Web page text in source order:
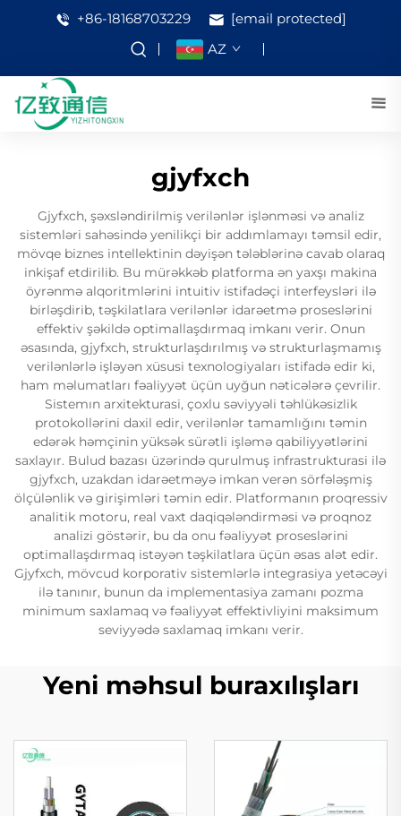
+86-18168703229
[email protected]
AZ
gjyfxch
Gjyfxch, şəxsləndirilmiş verilənlər işlənməsi və analiz
sistemləri sahəsində yenilikçi bir addımlamayı təmsil edir,
mövqe biznes intellektinin dəyişən tələblərinə cavab olaraq
inkişaf etdirilib. Bu mürəkkəb platforma ən yaxşı makina
öyrənmə alqoritmlərini intuitiv istifadəçi interfeysləri ilə
birləşdirib, təşkilatlara verilənlər idarəetmə proseslərini
effektiv şəkildə optimallaşdırmaq imkanı verir. Onun
əsasında, gjyfxch, strukturlaşdırılmış və strukturlaşmamış
verilənlərlə işləyən xüsusi texnologiyaları istifadə edir ki,
ham məlumatları fəaliyyət üçün uyğun nəticələrə çevrilir.
Sistemın arxitekturasi, çoxlu səviyyəli təhlükəsizlik
protokollərini daxil edir, verilənlər tamamlığını təmin
edərək həmçinin yüksək sürətli işləmə qabiliyyətlərini
saxlayır. Bulud bazası üzərində qurulmuş infrastrukturasi ilə
gjyfxch, uzakdan idarəetməyə imkan verən sörfələşmiş
ölçülənlik və girişimləri təmin edir. Platformanın proqressiv
analitik motoru, real vaxt daqiqələndirməsi və proqnoz
analizi göstərir, bu da onu fəaliyyət proseslərini
optimallaşdırmaq istəyən təşkilatlara üçün əsas alət edir.
Gjyfxch, mövcud korporativ sistemlərlə integrasiya yetəcəyi
ilə tanınır, bunun da implementasiya zamanı pozma
minimum saxlamaq və fəaliyyət effektivliyini maksimum
seviyyədə saxlamaq imkanı verir.
Yeni məhsul buraxılışları